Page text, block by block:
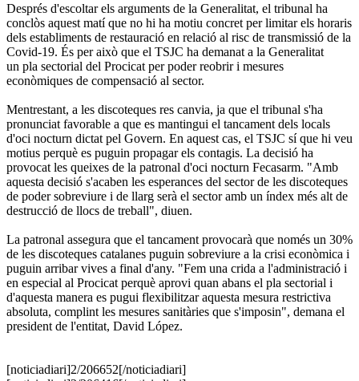
Després d'escoltar els arguments de la Generalitat, el tribunal ha
conclòs aquest matí que no hi ha motiu concret per limitar els horaris
dels establiments de restauració en relació al risc de transmissió de la
Covid-19. És per això que el TSJC ha demanat a la Generalitat
un pla sectorial del Procicat per poder reobrir i mesures
econòmiques de compensació al sector.
Mentrestant, a les discoteques res canvia, ja que el tribunal s'ha
pronunciat favorable a que es mantingui el tancament dels locals
d'oci nocturn dictat pel Govern. En aquest cas, el TSJC sí que hi veu
motius perquè es puguin propagar els contagis. La decisió ha
provocat les queixes de la patronal d'oci nocturn Fecasarm. "Amb
aquesta decisió s'acaben les esperances del sector de les discoteques
de poder sobreviure i de llarg serà el sector amb un índex més alt de
destrucció de llocs de treball", diuen.
La patronal assegura que el tancament provocarà que només un 30%
de les discoteques catalanes puguin sobreviure a la crisi econòmica i
puguin arribar vives a final d'any. "Fem una crida a l'administració i
en especial al Procicat perquè aprovi quan abans el pla sectorial i
d'aquesta manera es pugui flexibilitzar aquesta mesura restrictiva
absoluta, complint les mesures sanitàries que s'imposin", demana el
president de l'entitat, David López.
[noticiadiari]2/206652[/noticiadiari]